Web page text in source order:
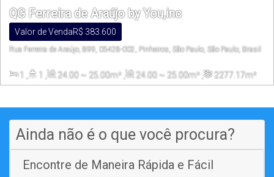
QG Ferreira de Araújo by You,inc
R$ 383.600
Valor de Venda
Rua Ferreira de Araújo, 899, 05428-002, Pinheiros, São Paulo, São Paulo, Brasil
1 , 1 , 24.00~ 25.00m², 24.00~ 25.00m², 2277 .17m²
Ainda não é o que você procura?
Encontre de Maneira Rápida e Fácil